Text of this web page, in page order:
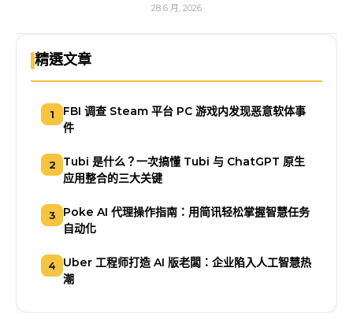
28 6 月, 2026
精選文章
1
FBI 调查 Steam 平台 PC 游戏内发现恶意软体事
件
2
Tubi 是什么？一次搞懂 Tubi 与 ChatGPT 原生
应用整合的三大关键
3
Poke AI 代理操作指南：用简讯轻松掌握智慧任务
自动化
4
Uber 工程师打造 AI 版老闆：企业陷入人工智慧热
潮